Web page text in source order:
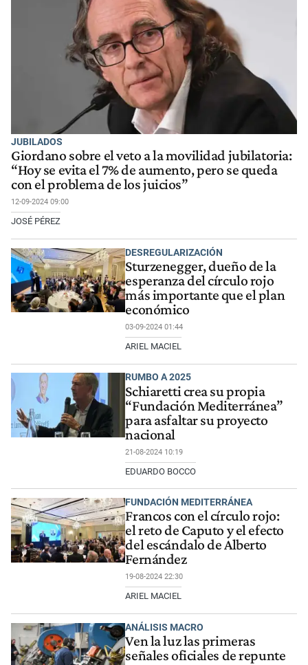
JUBILADOS
Giordano sobre el veto a la movilidad jubilatoria:
“Hoy se evita el 7% de aumento, pero se queda
con el problema de los juicios”
12-09-2024 09:00
JOSÉ PÉREZ
DESREGULARIZACIÓN
Sturzenegger, dueño de la
esperanza del círculo rojo
más importante que el plan
económico
03-09-2024 01:44
ARIEL MACIEL
RUMBO A 2025
Schiaretti crea su propia
“Fundación Mediterránea”
para asfaltar su proyecto
nacional
21-08-2024 10:19
EDUARDO BOCCO
FUNDACIÓN MEDITERRÁNEA
Francos con el círculo rojo:
el reto de Caputo y el efecto
del escándalo de Alberto
Fernández
19-08-2024 22:30
ARIEL MACIEL
ANÁLISIS MACRO
Ven la luz las primeras
señales oficiales de repunte